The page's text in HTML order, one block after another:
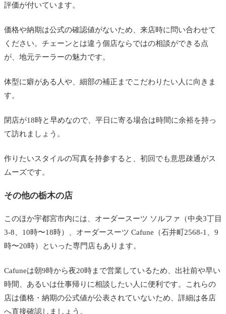
評価が付いています。
価格や納期は公式の確認値がないため、来店時に問い合わせて
ください。チェーンとは違う個店ならではの相談ができる点
が、地元テーラーの魅力です。
体型に癖がある人や、細部の補正までこだわりたい人に向きま
す。
閉店が18時と早めなので、平日に寄る場合は時間に余裕を持っ
て訪れましょう。
作りたいスタイルの写真を持参すると、初回でも意思疎通がス
ムーズです。
その他の栃木の店
このほか宇都宮市内には、オーダースーツ ソルファ（中央3丁目
3-8、10時〜18時）、オーダースーツ Cafune（石井町2568-1、9
時〜20時）といった専門店もあります。
Cafuneは朝9時から夜20時まで営業しているため、出社前や早い
時間、あるいは仕事帰りに相談したい人に便利です。これらの
店は価格・納期の公式値が公表されていないため、詳細は各店
へ直接確認しましょう。